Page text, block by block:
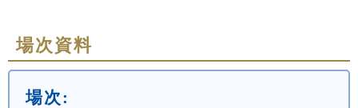
場次資料
場次: